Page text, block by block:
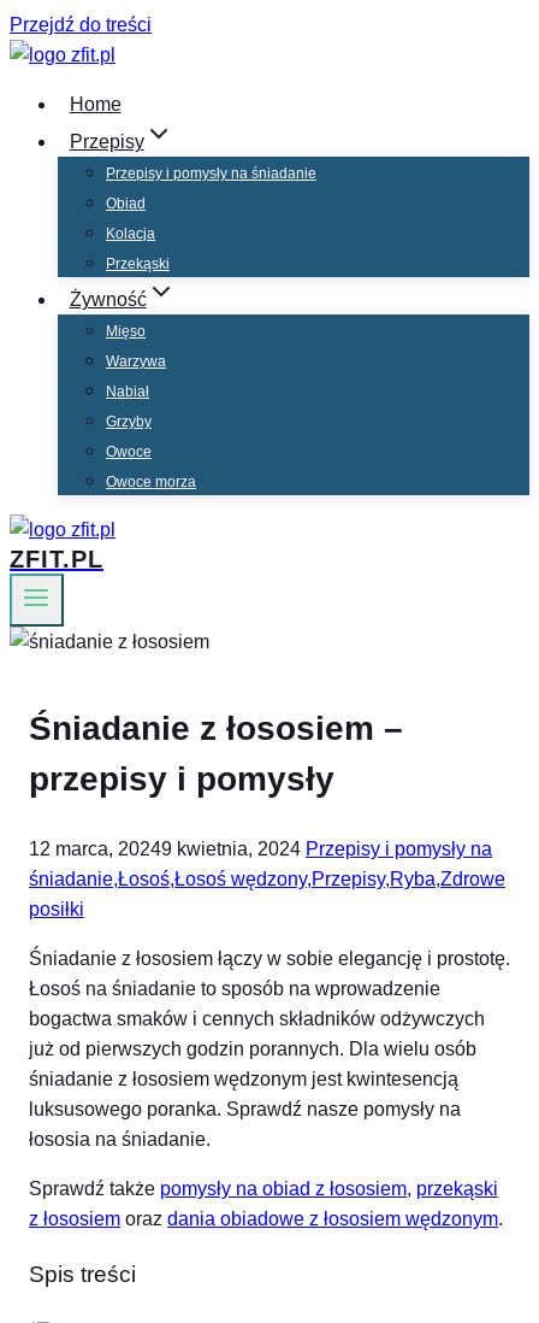
Przejdź do treści
Home
Przepisy
Przepisy i pomysły na śniadanie
Obiad
Kolacja
Przekąski
Żywność
Mięso
Warzywa
Nabiał
Grzyby
Owoce
Owoce morza
ZFIT.PL
Śniadanie z łososiem –
przepisy i pomysły
12 marca, 20249 kwietnia, 2024 Przepisy i pomysły na
śniadanie,Łosoś,Łosoś wędzony,Przepisy,Ryba,Zdrowe
posiłki
Śniadanie z łososiem łączy w sobie elegancję i prostotę.
Łosoś na śniadanie to sposób na wprowadzenie
bogactwa smaków i cennych składników odżywczych
już od pierwszych godzin porannych. Dla wielu osób
śniadanie z łososiem wędzonym jest kwintesencją
luksusowego poranka. Sprawdź nasze pomysły na
łososia na śniadanie.
Sprawdź także pomysły na obiad z łososiem, przekąski
z łososiem oraz dania obiadowe z łososiem wędzonym.
Spis treści